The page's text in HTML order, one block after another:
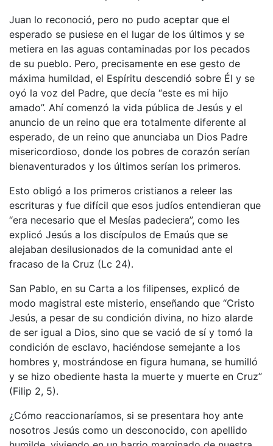
Juan lo reconoció, pero no pudo aceptar que el
esperado se pusiese en el lugar de los últimos y se
metiera en las aguas contaminadas por los pecados
de su pueblo. Pero, precisamente en ese gesto de
máxima humildad, el Espíritu descendió sobre Él y se
oyó la voz del Padre, que decía “este es mi hijo
amado”. Ahí comenzó la vida pública de Jesús y el
anuncio de un reino que era totalmente diferente al
esperado, de un reino que anunciaba un Dios Padre
misericordioso, donde los pobres de corazón serían
bienaventurados y los últimos serían los primeros.
Esto obligó a los primeros cristianos a releer las
escrituras y fue difícil que esos judíos entendieran que
“era necesario que el Mesías padeciera”, como les
explicó Jesús a los discípulos de Emaús que se
alejaban desilusionados de la comunidad ante el
fracaso de la Cruz (Lc 24).
San Pablo, en su Carta a los filipenses, explicó de
modo magistral este misterio, enseñando que “Cristo
Jesús, a pesar de su condición divina, no hizo alarde
de ser igual a Dios, sino que se vació de sí y tomó la
condición de esclavo, haciéndose semejante a los
hombres y, mostrándose en figura humana, se humilló
y se hizo obediente hasta la muerte y muerte en Cruz”
(Filip 2, 5).
¿Cómo reaccionaríamos, si se presentara hoy ante
nosotros Jesús como un desconocido, con apellido